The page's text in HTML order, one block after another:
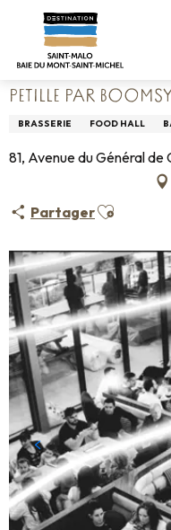
contenu
Accueil Vivre comme
Restaurants
PETILLE PAR BOOMSY
BRASSERIE FOOD HALL
81, Avenue du Général
PartagerAjouter aux